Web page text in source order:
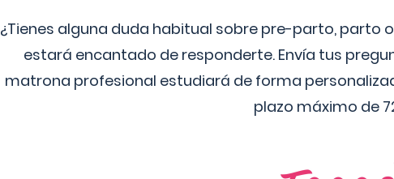
¿Tienes alguna duda habitual sobre pre-parto,
estará encantado de responderte. Envía tus
matrona profesional estudiará de forma
plazo máximo de